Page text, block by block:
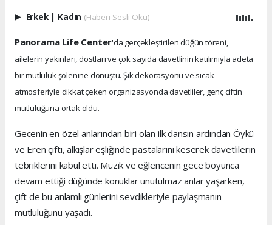
Erkek | Kadın (Haberi Sesli Oku)
Panorama Life Center'da gerçekleştirilen düğün töreni,
ailelerin yakınları, dostları ve çok sayıda davetlinin katılımıyla adeta
bir mutluluk şölenine dönüştü. Şık dekorasyonu ve sıcak
atmosferiyle dikkat çeken organizasyonda davetliler, genç çiftin
mutluluğuna ortak oldu.
Gecenin en özel anlarından biri olan ilk dansın ardından Öykü
ve Eren çifti, alkışlar eşliğinde pastalarını keserek davetlilerin
tebriklerini kabul etti. Müzik ve eğlencenin gece boyunca
devam ettiği düğünde konuklar unutulmaz anlar yaşarken,
çift de bu anlamlı günlerini sevdikleriyle paylaşmanın
mutluluğunu yaşadı.